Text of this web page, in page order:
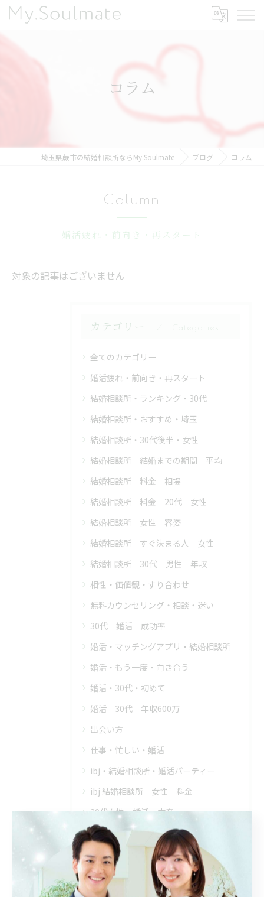
コラム
埼玉県蕨市の結婚相談所ならMy.Soulmate ブログ コラム
Column
婚活疲れ・前向き・再スタート
対象の記事はございません
カテゴリー
全てのカテゴリー
婚活疲れ・前向き・再スタート
結婚相談所・ランキング・30代
結婚相談所・おすすめ・埼玉
結婚相談所・30代後半・女性
結婚相談所 結婚までの期間 平均
結婚相談所 料金 相場
結婚相談所 料金 20代 女性
結婚相談所 女性 容姿
結婚相談所 すぐ決まる人 女性
結婚相談所 30代 男性 年収
相性・価値観・すり合わせ
無料カウンセリング・相談・迷い
30代 婚活 成功率
婚活・マッチングアプリ・結婚相談所
婚活・もう一度・向き合う
婚活・30代・初めて
婚活 30代 年収600万
出会い方
仕事・忙しい・婚活
ibj・結婚相談所・婚活パーティー
ibj 結婚相談所 女性 料金
30代女性・婚活・本音
30代・婚活・結婚相談所
最近の投稿 Recent Posts